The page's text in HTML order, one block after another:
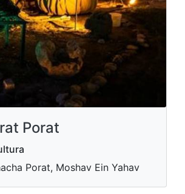
Porat
Porat, Moshav Ein Yahav